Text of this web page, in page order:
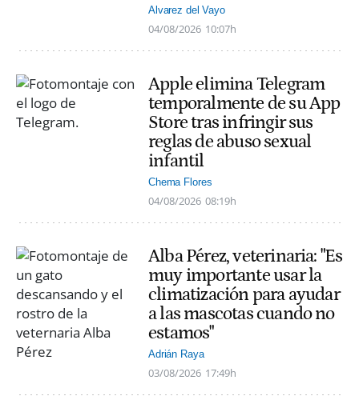
Alvarez del Vayo
04/08/2026 10:07h
Apple elimina Telegram
temporalmente de su App
Store tras infringir sus
reglas de abuso sexual
infantil
Chema Flores
04/08/2026 08:19h
Alba Pérez, veterinaria: "Es
muy importante usar la
climatización para ayudar
a las mascotas cuando no
estamos"
Adrián Raya
03/08/2026 17:49h